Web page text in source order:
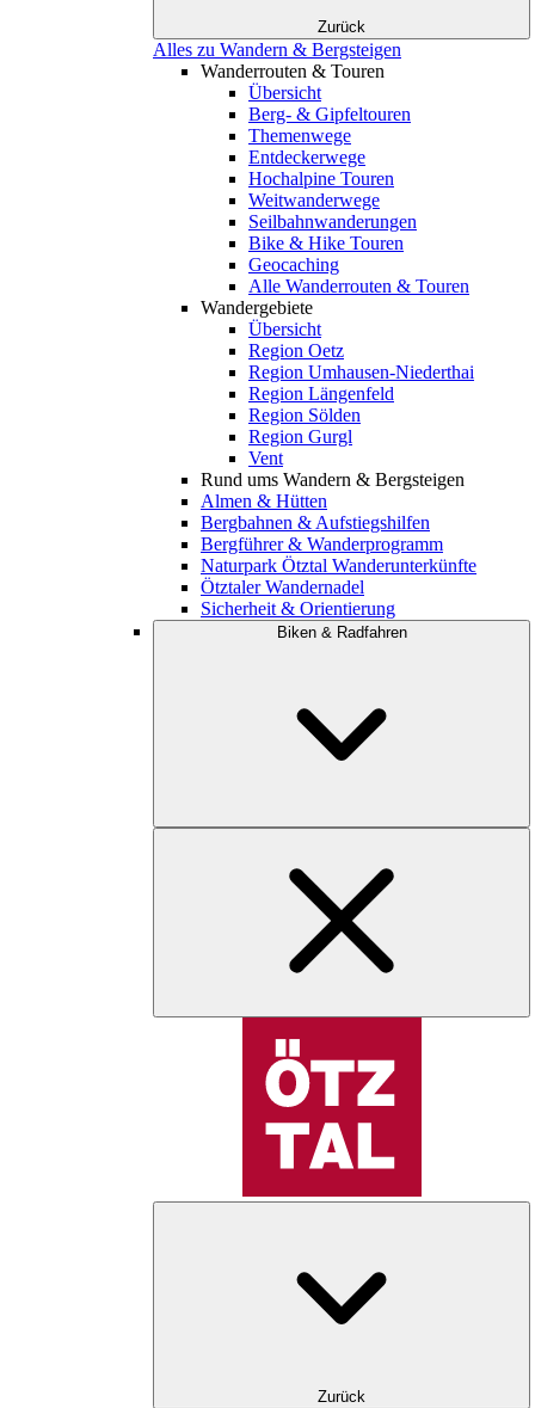
Zurück
Alles zu Wandern & Bergsteigen
Wanderrouten & Touren
Übersicht
Berg- & Gipfeltouren
Themenwege
Entdeckerwege
Hochalpine Touren
Weitwanderwege
Seilbahnwanderungen
Bike & Hike Touren
Geocaching
Alle Wanderrouten & Touren
Wandergebiete
Übersicht
Region Oetz
Region Umhausen-Niederthai
Region Längenfeld
Region Sölden
Region Gurgl
Vent
Rund ums Wandern & Bergsteigen
Almen & Hütten
Bergbahnen & Aufstiegshilfen
Bergführer & Wanderprogramm
Naturpark Ötztal Wanderunterkünfte
Ötztaler Wandernadel
Sicherheit & Orientierung
Biken & Radfahren
Zurück